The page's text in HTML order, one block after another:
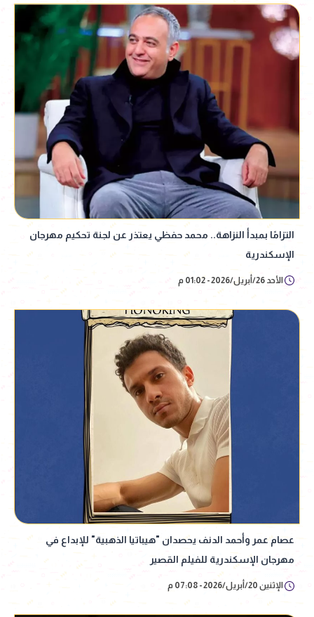
التزامًا بمبدأ النزاهة.. محمد حفظي يعتذر عن لجنة تحكيم مهرجان
الإسكندرية
الأحد 26/أبريل/2026 - 01:02 م
عصام عمر وأحمد الدنف يحصدان "هيباتيا الذهبية" للإبداع في
مهرجان الإسكندرية للفيلم القصير
الإثنين 20/أبريل/2026 - 07:08 م